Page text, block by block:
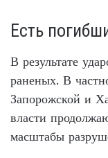
Есть
В результате
раненых. В
Запорожской и
власти
масштабы